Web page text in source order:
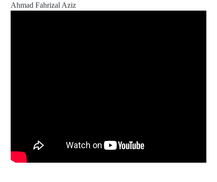
Ahmad Fahrizal Aziz